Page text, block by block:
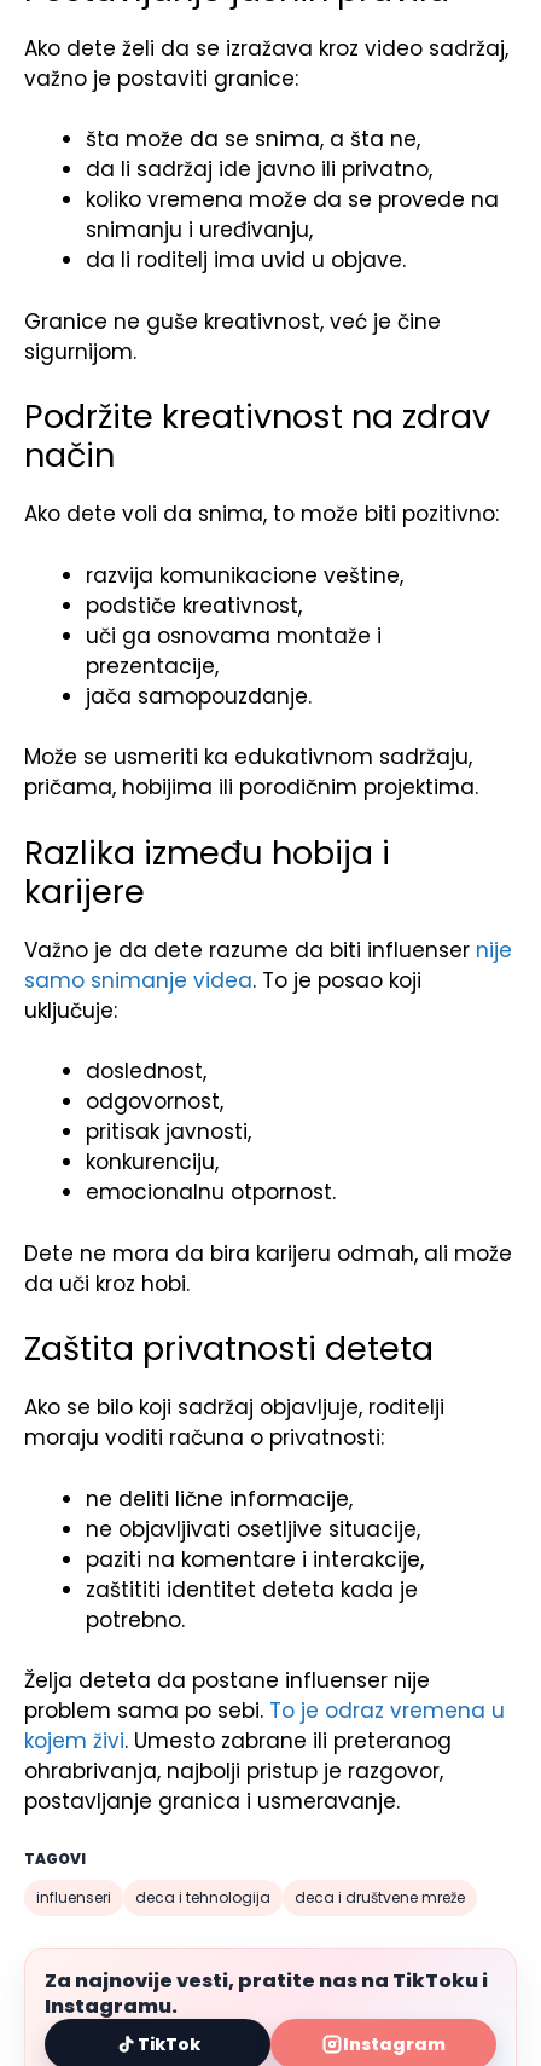
Ako dete želi da se izražava kroz video sadržaj,
važno je postaviti granice:
šta može da se snima, a šta ne,
da li sadržaj ide javno ili privatno,
koliko vremena može da se provede na
snimanju i uređivanju,
da li roditelj ima uvid u objave.
Granice ne guše kreativnost, već je čine
sigurnijom.
Podržite kreativnost na zdrav
način
Ako dete voli da snima, to može biti pozitivno:
razvija komunikacione veštine,
podstiče kreativnost,
uči ga osnovama montaže i
prezentacije,
jača samopouzdanje.
Može se usmeriti ka edukativnom sadržaju,
pričama, hobijima ili porodičnim projektima.
Razlika između hobija i
karijere
Važno je da dete razume da biti influenser nije
samo snimanje videa. To je posao koji
uključuje:
doslednost,
odgovornost,
pritisak javnosti,
konkurenciju,
emocionalnu otpornost.
Dete ne mora da bira karijeru odmah, ali može
da uči kroz hobi.
Zaštita privatnosti deteta
Ako se bilo koji sadržaj objavljuje, roditelji
moraju voditi računa o privatnosti:
ne deliti lične informacije,
ne objavljivati osetljive situacije,
paziti na komentare i interakcije,
zaštititi identitet deteta kada je
potrebno.
Želja deteta da postane influenser nije
problem sama po sebi. To je odraz vremena u
kojem živi. Umesto zabrane ili preteranog
ohrabrivanja, najbolji pristup je razgovor,
postavljanje granica i usmeravanje.
TAGOVI
influenseri
deca i tehnologija deca i društvene mreže
Za najnovije vesti, pratite nas na TikToku i
Instagramu.
TikTok Instagram